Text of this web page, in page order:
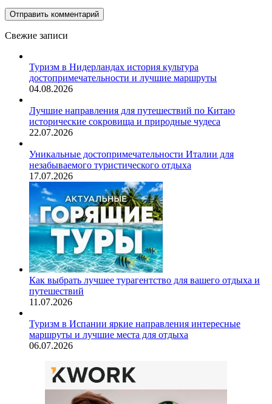
Свежие записи
Туризм в Нидерландах история культура
достопримечательности и лучшие маршруты
04.08.2026
Лучшие направления для путешествий по Китаю
исторические сокровища и природные чудеса
22.07.2026
Уникальные достопримечательности Италии для
незабываемого туристического отдыха
17.07.2026
Как выбрать лучшее турагентство для вашего отдыха и
путешествий
11.07.2026
Туризм в Испании яркие направления интересные
маршруты и лучшие места для отдыха
06.07.2026